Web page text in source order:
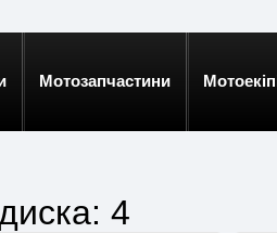
Мотозапчастини
4